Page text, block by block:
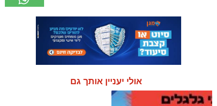
אולי יעניין אותך גם